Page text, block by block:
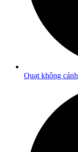
Quạt không cánh